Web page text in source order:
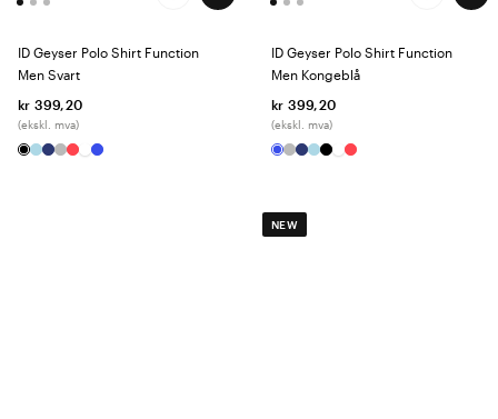
ID Geyser Polo Shirt Function
Men Svart
kr 399,20
(ekskl. mva)
ID Geyser Polo Shirt Function
Men Kongeblå
kr 399,20
(ekskl. mva)
NEW